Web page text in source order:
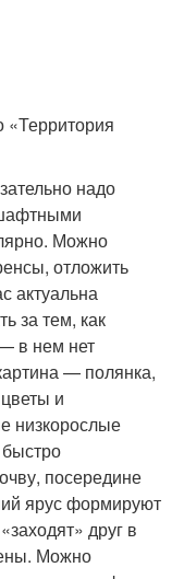
«Территория
надо
Можно
отложить
актуальна
за тем, как
в нем нет
— полянка,
и
низкорослые
посередине
ярус формируют
друг в
Можно